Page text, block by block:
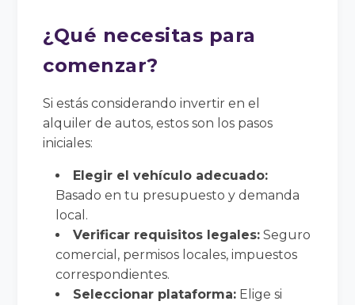
¿Qué necesitas para
comenzar?
Si estás considerando invertir en el
alquiler de autos, estos son los pasos
iniciales:
Elegir el vehículo adecuado:
Basado en tu presupuesto y demanda
local.
Verificar requisitos legales: Seguro
comercial, permisos locales, impuestos
correspondientes.
Seleccionar plataforma: Elige si